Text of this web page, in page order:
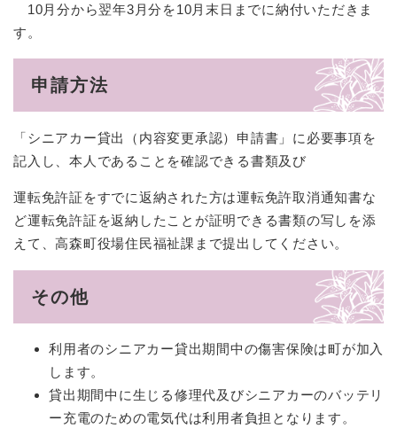
10月分から翌年3月分を10月末日までに納付いただきま
す。
申請方法
「シニアカー貸出（内容変更承認）申請書」に必要事項を
記入し、本人であることを確認できる書類及び
運転免許証をすでに返納された方は運転免許取消通知書な
ど運転免許証を返納したことが証明できる書類の写しを添
えて、高森町役場住民福祉課まで提出してください。
その他
利用者のシニアカー貸出期間中の傷害保険は町が加入
します。
貸出期間中に生じる修理代及びシニアカーのバッテリ
ー充電のための電気代は利用者負担となります。